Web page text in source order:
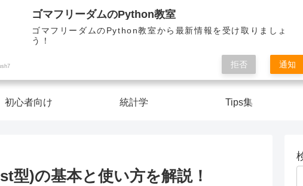
Pythonを楽しく学んで人生を切り開こう！
ゴマフリーダムのPython教室
初心者向け 統計学 Tips集
)の基本と使い方を解説！
ゴマフリーダムのPython教室
ゴマフリーダムのPython教室から最新情報を受け取りましょ
う！
拒否 通知